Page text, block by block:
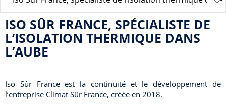
ISO SÛR FRANCE, SPÉCIALISTE DE
L’ISOLATION THERMIQUE DANS
L’AUBE
Iso Sûr France est la continuité et le développement de
l’entreprise Climat Sûr France, créée en 2018.